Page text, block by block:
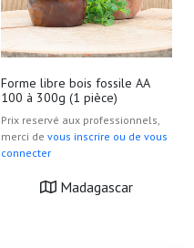
Forme libre bois fossile AA
100 à 300g (1 pièce)
Prix reservé aux professionnels,
merci de vous inscrire ou de vous
connecter
Madagascar